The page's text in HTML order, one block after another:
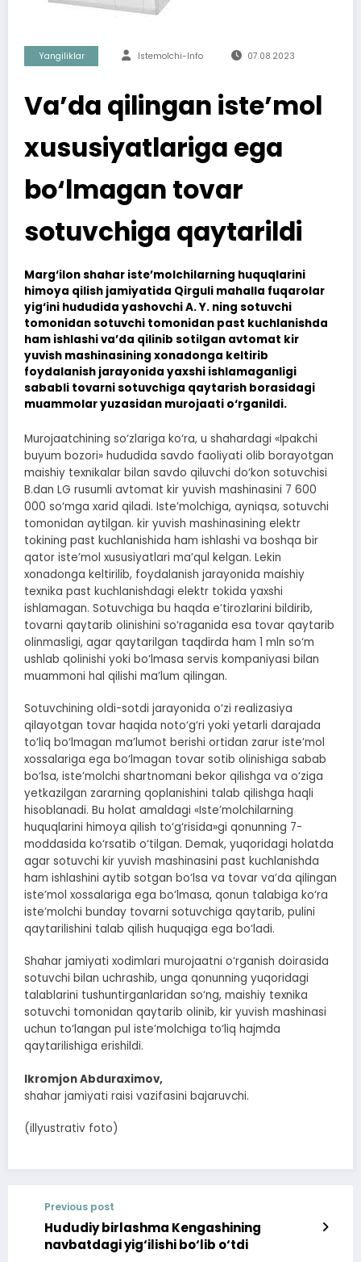
Yangiliklar Istemolchi-Info 07.08.2023
Va’da qilingan iste’mol
xususiyatlariga ega
bo‘lmagan tovar
sotuvchiga qaytarildi
Marg‘ilon shahar iste’molchilarning huquqlarini
himoya qilish jamiyatida Qirguli mahalla fuqarolar
yig‘ini hududida yashovchi A. Y. ning sotuvchi
tomonidan sotuvchi tomonidan past kuchlanishda
ham ishlashi va’da qilinib sotilgan avtomat kir
yuvish mashinasining xonadonga keltirib
foydalanish jarayonida yaxshi ishlamaganligi
sababli tovarni sotuvchiga qaytarish borasidagi
muammolar yuzasidan murojaati o‘rganildi.
Murojaatchining so‘zlariga ko‘ra, u shahardagi «Ipakchi
buyum bozori» hududida savdo faoliyati olib borayotgan
maishiy texnikalar bilan savdo qiluvchi do‘kon sotuvchisi
B.dan LG rusumli avtomat kir yuvish mashinasini 7 600
000 so‘mga xarid qiladi. Iste’molchiga, ayniqsa, sotuvchi
tomonidan aytilgan. kir yuvish mashinasining elektr
tokining past kuchlanishida ham ishlashi va boshqa bir
qator iste’mol xususiyatlari ma’qul kelgan. Lekin
xonadonga keltirilib, foydalanish jarayonida maishiy
texnika past kuchlanishdagi elektr tokida yaxshi
ishlamagan. Sotuvchiga bu haqda e’tirozlarini bildirib,
tovarni qaytarib olinishini so‘raganida esa tovar qaytarib
olinmasligi, agar qaytarilgan taqdirda ham 1 mln so‘m
ushlab qolinishi yoki bo‘lmasa servis kompaniyasi bilan
muammoni hal qilishi ma’lum qilingan.
Sotuvchining oldi-sotdi jarayonida o‘zi realizasiya
qilayotgan tovar haqida noto‘g‘ri yoki yetarli darajada
to‘liq bo‘lmagan ma’lumot berishi ortidan zarur iste’mol
xossalariga ega bo‘lmagan tovar sotib olinishiga sabab
bo‘lsa, iste’molchi shartnomani bekor qilishga va o‘ziga
yetkazilgan zararning qoplanishini talab qilishga haqli
hisoblanadi. Bu holat amaldagi «Iste’molchilarning
huquqlarini himoya qilish to‘g‘risida»gi qonunning 7-
moddasida ko‘rsatib o‘tilgan. Demak, yuqoridagi holatda
agar sotuvchi kir yuvish mashinasini past kuchlanishda
ham ishlashini aytib sotgan bo‘lsa va tovar va’da qilingan
iste’mol xossalariga ega bo‘lmasa, qonun talabiga ko‘ra
iste’molchi bunday tovarni sotuvchiga qaytarib, pulini
qaytarilishini talab qilish huquqiga ega bo‘ladi.
Shahar jamiyati xodimlari murojaatni o‘rganish doirasida
sotuvchi bilan uchrashib, unga qonunning yuqoridagi
talablarini tushuntirganlaridan so‘ng, maishiy texnika
sotuvchi tomonidan qaytarib olinib, kir yuvish mashinasi
uchun to‘langan pul iste’molchiga to‘liq hajmda
qaytarilishiga erishildi.
Ikromjon Abduraximov,
shahar jamiyati raisi vazifasini bajaruvchi.
(illyustrativ foto)
Previous post
Hududiy birlashma Kengashining
navbatdagi yig‘ilishi bo‘lib o‘tdi